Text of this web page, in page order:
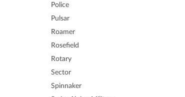
Police
Pulsar
Roamer
Rosefield
Rotary
Sector
Spinnaker